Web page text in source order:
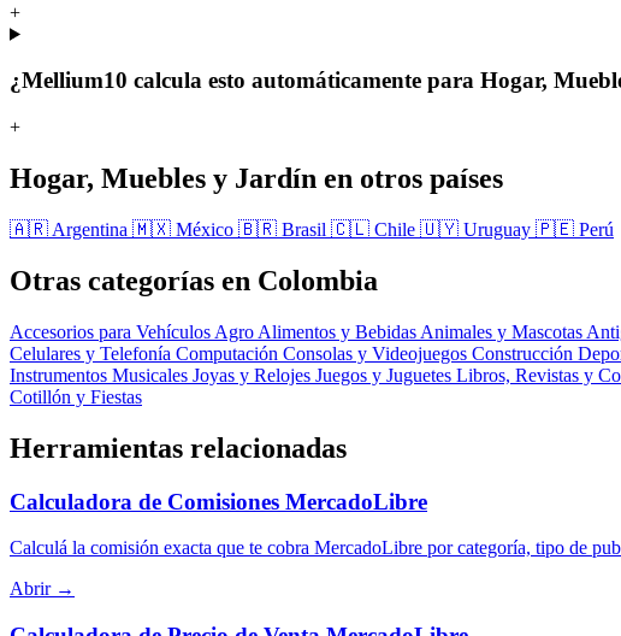
+
¿Mellium10 calcula esto automáticamente para Hogar,
+
Hogar, Muebles y Jardín en otros países
🇦🇷 Argentina 🇲🇽 México 🇧🇷 Brasil 🇨🇱 Chile 🇺🇾 Uruguay 🇵🇪 Perú
Otras categorías en Colombia
Accesorios para Vehículos Agro Alimentos y Bebidas Animales y Mascotas
Celulares y Telefonía Computación Consolas y Videojuegos Construcción
Instrumentos Musicales Joyas y Relojes Juegos y Juguetes Libros, Revistas y
Cotillón y Fiestas
Herramientas relacionadas
Calculadora de Comisiones MercadoLibre
Calculá la comisión exacta que te cobra MercadoLibre por categoría, tipo de
Abrir →